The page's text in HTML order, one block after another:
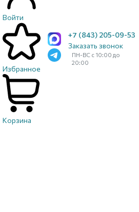
Войти
Избранное
Корзина
+7 (843) 205-09-53
Заказать звонок
ПН-ВС с 10:00 до
20:00